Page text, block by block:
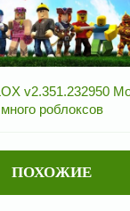
v2.351.232950
много роблоксов
ПОХОЖИЕ